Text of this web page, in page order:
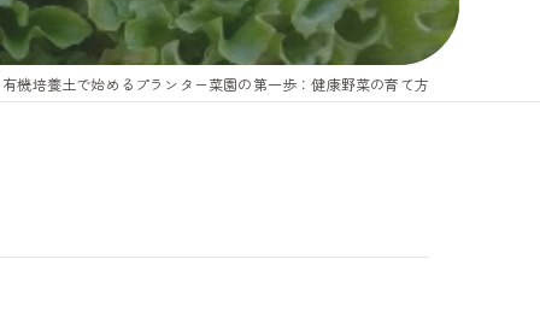
肥料
有機培養土で始めるプランター菜園の第一歩：健康野菜の育て方